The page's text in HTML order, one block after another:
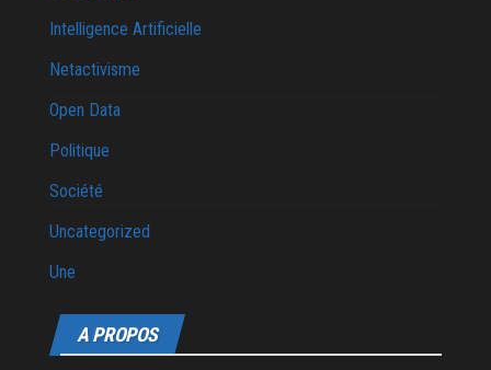
Intelligence Artificielle
Netactivisme
Open Data
Politique
Société
Uncategorized
Une
A PROPOS